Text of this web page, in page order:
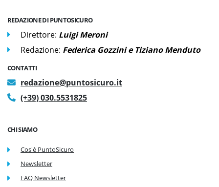
REDAZIONE DI PUNTOSICURO
Direttore: Luigi Meroni
Redazione: Federica Gozzini e Tiziano Menduto
CONTATTI
redazione@puntosicuro.it
(+39) 030.5531825
CHI SIAMO
Cos'è PuntoSicuro
Newsletter
FAQ Newsletter